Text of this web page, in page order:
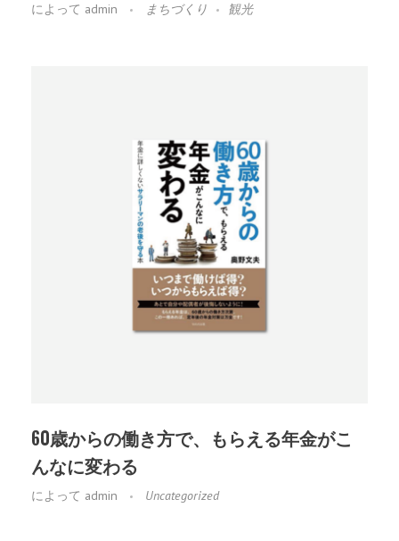
によって admin まちづくり 観光
60歳からの働き方で、もらえる年金がこ
んなに変わる
によって admin Uncategorized